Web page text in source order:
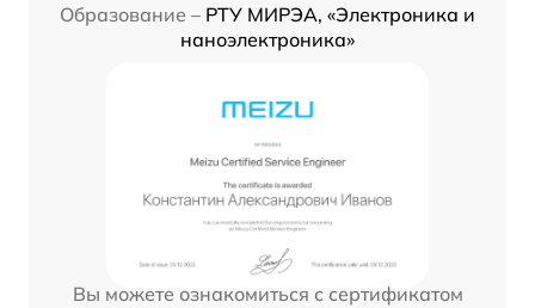
Образование – РТУ МИРЭА, «Электроника и
наноэлектроника»
Вы можете ознакомиться с сертификатом